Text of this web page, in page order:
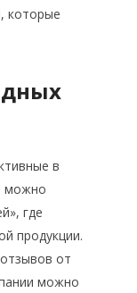
которые
в
можно
где
продукции.
от
можно